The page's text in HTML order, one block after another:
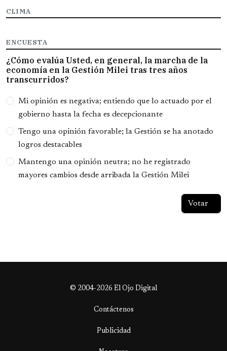
CLIMA
ENCUESTA
¿Cómo evalúa Usted, en general, la marcha de la
economía en la Gestión Milei tras tres años
transcurridos?
Opciones
Mi opinión es negativa; entiendo que lo actuado por el
gobierno hasta la fecha es decepcionante
Tengo una opinión favorable; la Gestión se ha anotado
logros destacables
Mantengo una opinión neutra; no he registrado
mayores cambios desde arribada la Gestión Milei
© 2004-2026 El Ojo Digital
Contáctenos
Publicidad